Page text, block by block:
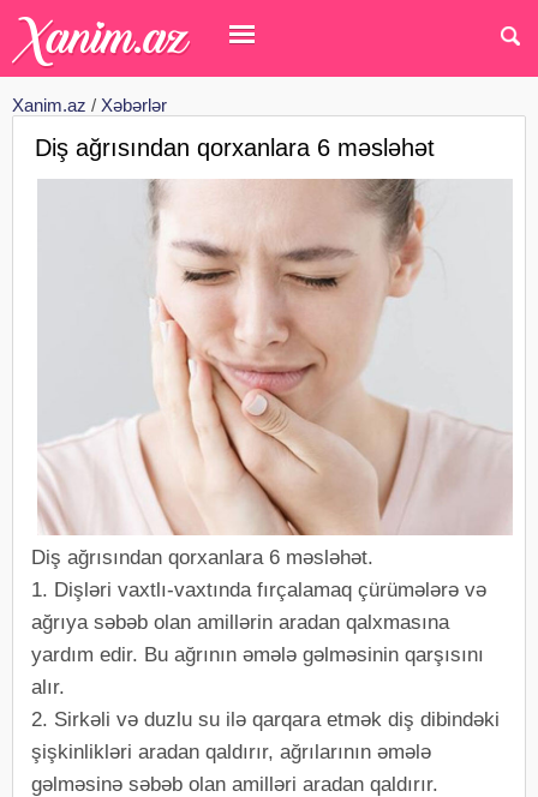
Xanim.az / Xəbərlər
Diş ağrısından qorxanlara 6 məsləhət
Diş ağrısından qorxanlara 6 məsləhət.
1. Dişləri vaxtlı-vaxtında fırçalamaq çürümələrə və
ağrıya səbəb olan amillərin aradan qalxmasına
yardım edir. Bu ağrının əmələ gəlməsinin qarşısını
alır.
2. Sirkəli və duzlu su ilə qarqara etmək diş dibindəki
şişkinlikləri aradan qaldırır, ağrılarının əmələ
gəlməsinə səbəb olan amilləri aradan qaldırır.